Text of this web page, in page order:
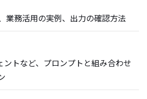
業務活用の実例、出力の確認方法
ントなど、プロンプトと組み合わせ